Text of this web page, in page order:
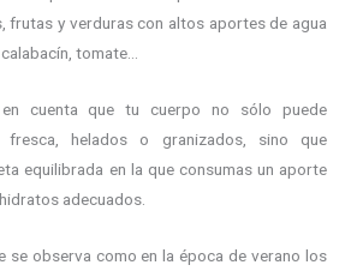
frutas y verduras con altos aportes de agua
tomate…
cuenta que tu cuerpo no sólo puede
fresca, helados o granizados, sino que
equilibrada en la que consumas un aporte
adecuados.
se observa como en la época de verano los